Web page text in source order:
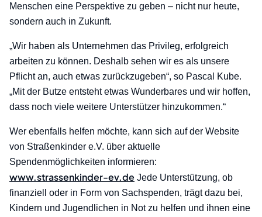
Menschen eine Perspektive zu geben – nicht nur heute,
sondern auch in Zukunft.
„Wir haben als Unternehmen das Privileg, erfolgreich
arbeiten zu können. Deshalb sehen wir es als unsere
Pflicht an, auch etwas zurückzugeben“, so Pascal Kube.
„Mit der Butze entsteht etwas Wunderbares und wir hoffen,
dass noch viele weitere Unterstützer hinzukommen.“
Wer ebenfalls helfen möchte, kann sich auf der Website
von Straßenkinder e.V. über aktuelle
Spendenmöglichkeiten informieren:
www.strassenkinder-ev.de Jede Unterstützung, ob
finanziell oder in Form von Sachspenden, trägt dazu bei,
Kindern und Jugendlichen in Not zu helfen und ihnen eine